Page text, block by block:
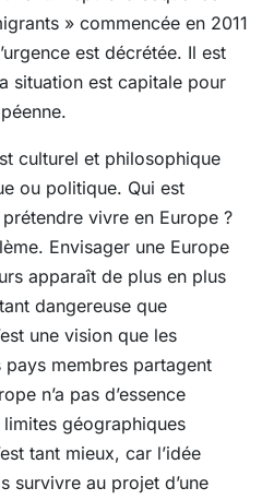
» commencée en 2011
est décrétée. Il est
situation est capitale pour
culturel et philosophique
ou politique. Qui est
vivre en Europe ?
Envisager une Europe
apparaît de plus en plus
dangereuse que
une vision que les
membres partagent
n’a pas d’essence
géographiques
tant mieux, car l’idée
survivre au projet d’une